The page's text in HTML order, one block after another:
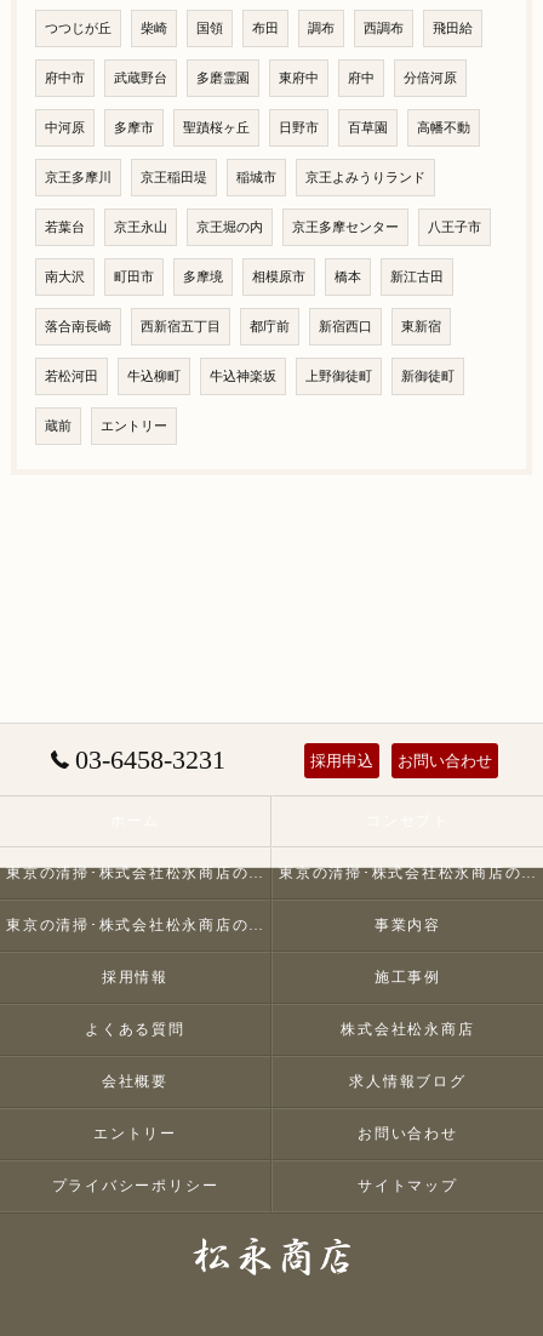
つつじが丘 柴崎 国領 布田 調布 西調布 飛田給
府中市 武蔵野台 多磨霊園 東府中 府中 分倍河原
中河原 多摩市 聖蹟桜ヶ丘 日野市 百草園 高幡不動
京王多摩川 京王稲田堤 稲城市 京王よみうりランド
若葉台 京王永山 京王堀の内 京王多摩センター 八王子市
南大沢 町田市 多摩境 相模原市 橋本 新江古田
落合南長崎 西新宿五丁目 都庁前 新宿西口 東新宿
若松河田 牛込柳町 牛込神楽坂 上野御徒町 新御徒町
蔵前 エントリー
03-6458-3231 採用申込 お問い合わせ
東京の清掃･株式会社松永商店の口コミ情報 東京の清掃･株式会社松永商店の評判
東京の清掃･株式会社松永商店のお客様の声 事業内容
採用情報 施工事例
よくある質問 株式会社松永商店
会社概要 求人情報ブログ
エントリー お問い合わせ
プライバシーポリシー サイトマップ